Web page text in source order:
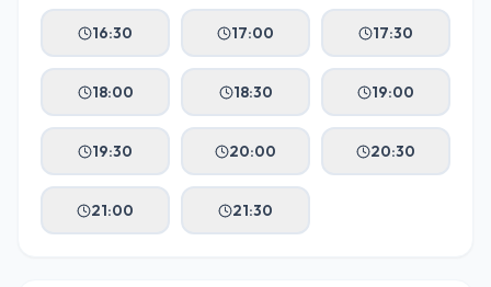
16:30 17:00 17:30
18:00 18:30 19:00
19:30 20:00 20:30
21:00 21:30